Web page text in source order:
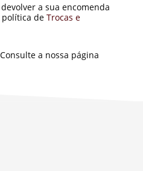
a sua encomenda
política de Trocas e
a nossa página